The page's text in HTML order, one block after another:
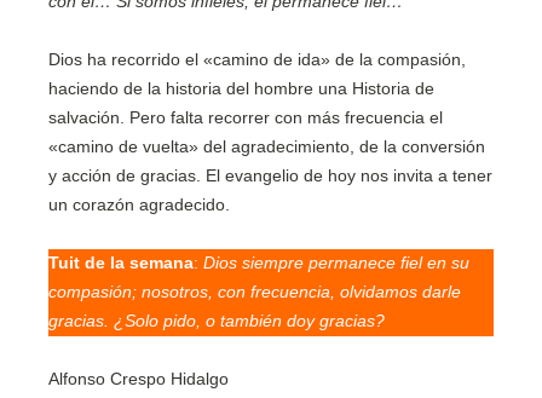
Dios ha recorrido el «camino de ida» de la compasión,
haciendo de la historia del hombre una Historia de
salvación. Pero falta recorrer con más frecuencia el
«camino de vuelta» del agradecimiento, de la conversión
y acción de gracias. El evangelio de hoy nos invita a tener
un corazón agradecido.
Tuit de la semana: Dios siempre permanece fiel en su
compasión; nosotros, con frecuencia, olvidamos darle
gracias. ¿Solo pido, o también doy gracias?
Alfonso Crespo Hidalgo